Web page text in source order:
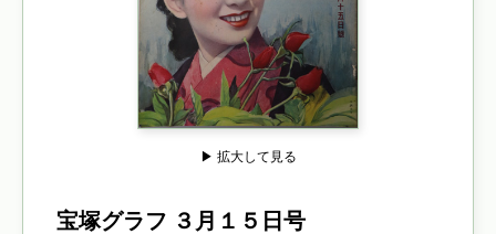
▶ 拡大して見る
宝塚グラフ ３月１５日号